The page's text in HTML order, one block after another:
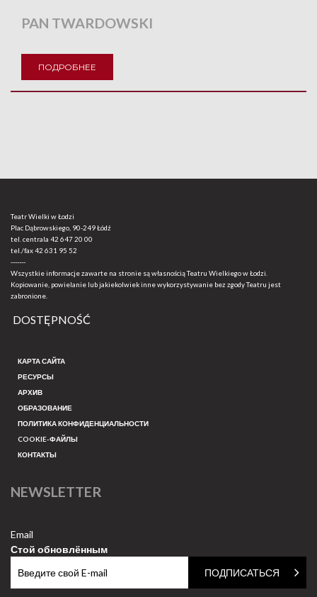
PAN TWARDOWSKI
ПОДРОБНЕЕ
Teatr Wielki w Łodzi
Plac Dąbrowskiego, 90-249 Łódź
tel. centrala 42 647 20 00
tel./fax42 631 95 52
-------
Wszystkie informacje zawarte na stronie są własnością Teatru Wielkiego w Łodzi.
Kopiowanie, powielanie lub jakiekolwiek inne wykorzystywanie bez zgody Teatru jest
zabronione.
DOSTĘPNOŚĆ
КАРТА САЙТА
РЕСУРСЫ
АРХИВ
ОБРАЗОВАНИЕ
ПОЛИТИКА КОНФИДЕНЦИАЛЬНОСТИ
COOKIE-ФАЙЛЫ
КОНТАКТЫ
NEWSLETTER
Email
Стой обновлённым